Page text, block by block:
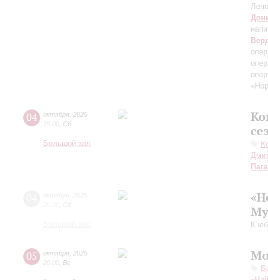
04 октября 2025
15:00 Сб
Большой зал
К
05 октября 2025
20:00 Вс